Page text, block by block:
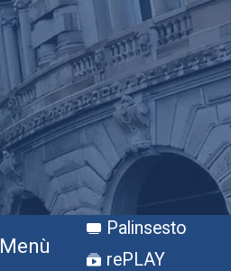
Menù
Palinsesto
rePLAY